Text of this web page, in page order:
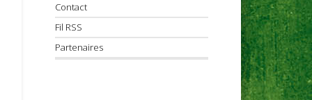
Contact
Fil RSS
Partenaires